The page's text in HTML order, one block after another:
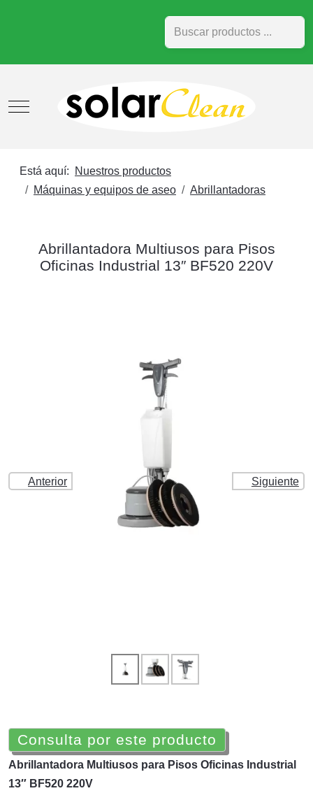
Buscar
Mobile Menu Toggle
Está aquí:
Nuestros productos
Máquinas y equipos de aseo
Abrillantadoras
Abrillantadora Multiusos para Pisos
Oficinas Industrial 13″ BF520 220V
Anterior Siguiente
Consulta por este producto
Abrillantadora Multiusos para Pisos Oficinas Industrial
13″ BF520 220V